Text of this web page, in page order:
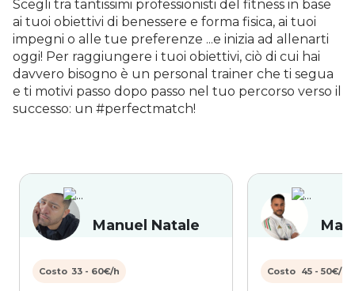
Scegli tra tantissimi professionisti del fitness in base
ai tuoi obiettivi di benessere e forma fisica, ai tuoi
impegni o alle tue preferenze ...e inizia ad allenarti
oggi! Per raggiungere i tuoi obiettivi, ciò di cui hai
davvero bisogno è un personal trainer che ti segua
e ti motivi passo dopo passo nel tuo percorso verso il
successo: un #perfectmatch!
Manuel Natale
Costo 33 - 60€/h Costo 45- 50€/h